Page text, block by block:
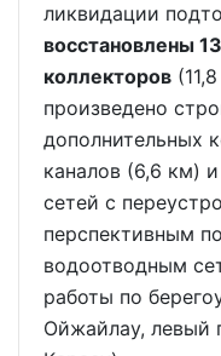
ликвидации
восстановлены
коллекторов
произведено
дополнительных
каналов (6,6 км)
сетей с
перспективным
водоотводным
работы по
Ойжайлау, левый